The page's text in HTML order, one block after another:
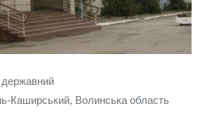
державний
Каширський, Волинська область